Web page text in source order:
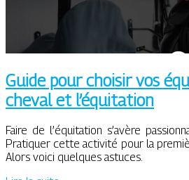
Guide pour choisir vos
cheval et l’équitation
Faire de l’équitation s’avère
Pratiquer cette activité pour la
Alors voici quelques astuces.